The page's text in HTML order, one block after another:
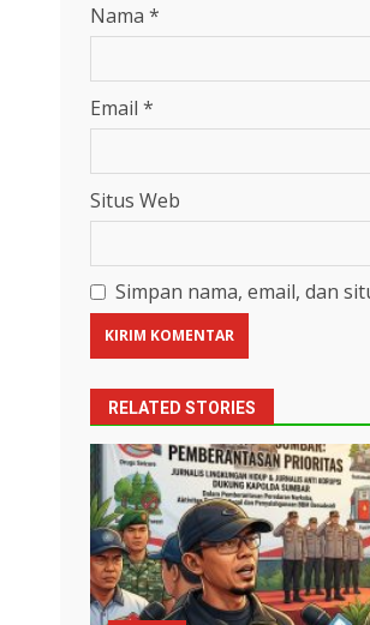
Nama *
Email *
Situs Web
Simpan nama, email, dan
RELATED STORIES